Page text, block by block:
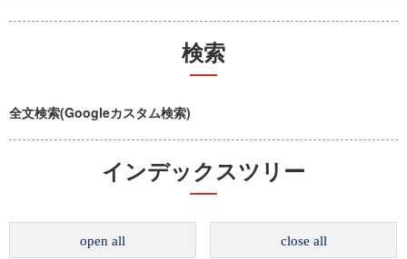
検索
全文検索(Googleカスタム検索)
インデックスツリー
open all close all